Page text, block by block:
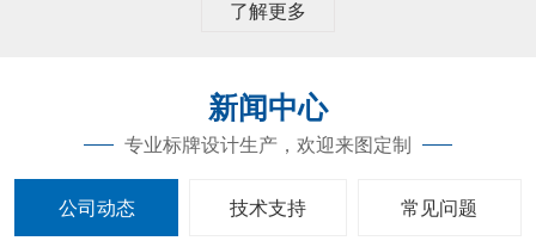
了解更多
新闻中心
专业标牌设计生产，欢迎来图定制
公司动态 技术支持 常见问题